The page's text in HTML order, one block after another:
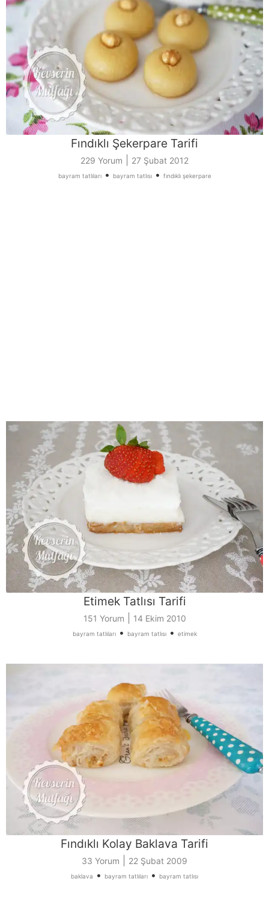
Fındıklı Şekerpare Tarifi
229 Yorum 27 Şubat 2012
bayram tatlıları• bayram tatlısı• fındıklı şekerpare
Etimek Tatlısı Tarifi
151 Yorum 14 Ekim 2010
bayram tatlıları• bayram tatlısı• etimek
Fındıklı Kolay Baklava Tarifi
33 Yorum 22 Şubat 2009
baklava • bayram tatlıları • bayram tatlısı